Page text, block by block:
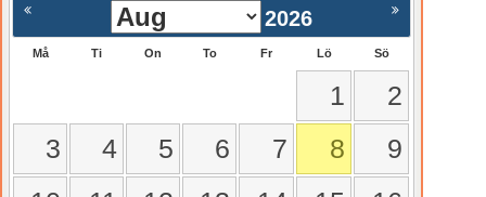
2026
Må Ti On To Fr Lö Sö
1
2
3
4 5 6 7 8
9